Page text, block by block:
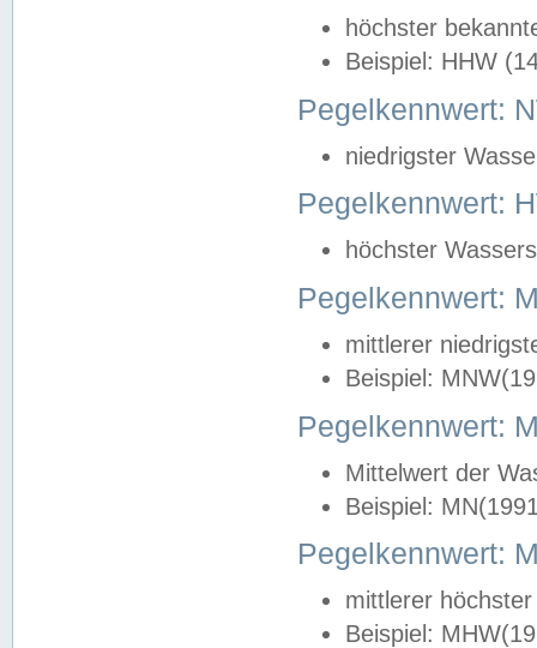
höchster
Beispiel: HHW
Pegelkennwert:
niedrigster
Pegelkennwert:
höchster
Pegelkennwert:
mittlerer
Beispiel:
Pegelkennwert:
Mittelwert der
Beispiel:
Pegelkennwert:
mittlerer
Beispiel: